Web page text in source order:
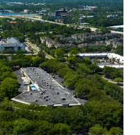
an additional 4.3
street for a 6.8 / 1,000 SF
AND EXCELLENT
access to I-95